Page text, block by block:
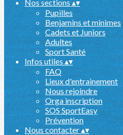
Nos sections▴▾
Pupilles
Benjamins et minimes
Cadets et Juniors
Adultes
Sport Santé
Infos utiles▴▾
FAQ
Lieux d'entrainement
Nous rejoindre
Orga inscription
SOS SportEasy
Prévention
Nous contacter▴▾